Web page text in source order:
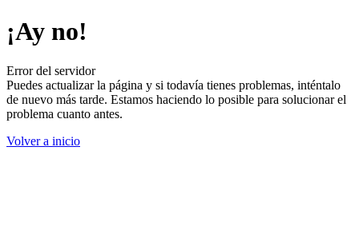
¡Ay no!
Error del servidor
Puedes actualizar la página y si todavía tienes problemas, inténtalo
de nuevo más tarde. Estamos haciendo lo posible para solucionar el
problema cuanto antes.
Volver a inicio